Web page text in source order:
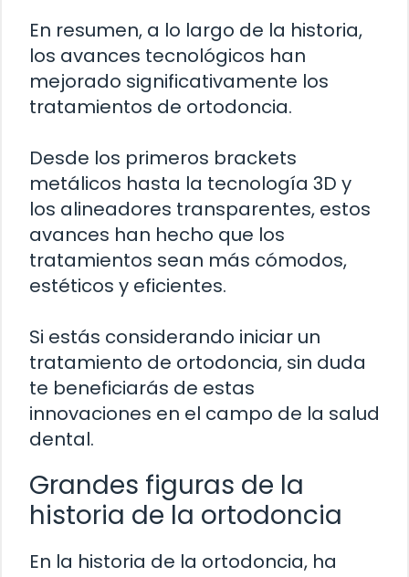
En resumen, a lo largo de la historia,
los avances tecnológicos han
mejorado significativamente los
tratamientos de ortodoncia.
Desde los primeros brackets
metálicos hasta la tecnología 3D y
los alineadores transparentes, estos
avances han hecho que los
tratamientos sean más cómodos,
estéticos y eficientes.
Si estás considerando iniciar un
tratamiento de ortodoncia, sin duda
te beneficiarás de estas
innovaciones en el campo de la salud
dental.
Grandes figuras de la
historia de la ortodoncia
En la historia de la ortodoncia, ha